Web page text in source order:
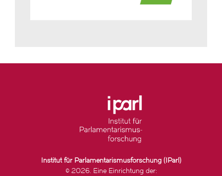
Institut für Parlamentarismusforschung (IParl)
© 2026. Eine Einrichtung der: